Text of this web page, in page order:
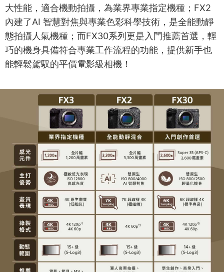
大性能，適合機動拍攝，為業界專業指定機種；FX2
內建了AI 智慧對焦與專業色彩科學技術，是全能動靜
態拍攝人氣機種；而FX30系列更是入門推薦首選，輕
巧的機身具備符合專業工作流程的功能，提供新手也
能輕鬆駕馭的平價電影級相機！